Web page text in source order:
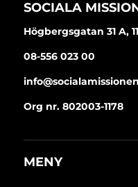
SOCIALA
Högbergsgatan 31 A,
08-556 023 00
Org nr. 802003-1178
MENY